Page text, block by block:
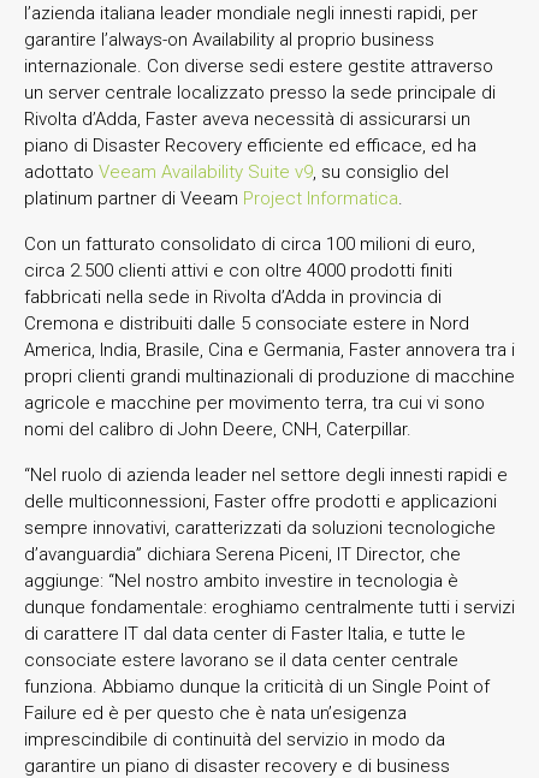
l’azienda italiana leader mondiale negli innesti rapidi, per
garantire l’always-on Availability al proprio business
internazionale. Con diverse sedi estere gestite attraverso
un server centrale localizzato presso la sede principale di
Rivolta d’Adda, Faster aveva necessità di assicurarsi un
piano di Disaster Recovery efficiente ed efficace, ed ha
adottato Veeam Availability Suite v9, su consiglio del
platinum partner di Veeam Project Informatica.
Con un fatturato consolidato di circa 100 milioni di euro,
circa 2.500 clienti attivi e con oltre 4000 prodotti finiti
fabbricati nella sede in Rivolta d’Adda in provincia di
Cremona e distribuiti dalle 5 consociate estere in Nord
America, India, Brasile, Cina e Germania, Faster annovera tra i
propri clienti grandi multinazionali di produzione di macchine
agricole e macchine per movimento terra, tra cui vi sono
nomi del calibro di John Deere, CNH, Caterpillar.
“Nel ruolo di azienda leader nel settore degli innesti rapidi e
delle multiconnessioni, Faster offre prodotti e applicazioni
sempre innovativi, caratterizzati da soluzioni tecnologiche
d’avanguardia” dichiara Serena Piceni, IT Director, che
aggiunge: “Nel nostro ambito investire in tecnologia è
dunque fondamentale: eroghiamo centralmente tutti i servizi
di carattere IT dal data center di Faster Italia, e tutte le
consociate estere lavorano se il data center centrale
funziona. Abbiamo dunque la criticità di un Single Point of
Failure ed è per questo che è nata un’esigenza
imprescindibile di continuità del servizio in modo da
garantire un piano di disaster recovery e di business